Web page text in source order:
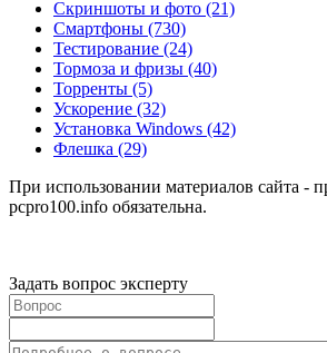
Скриншоты и фото (21)
Смартфоны (730)
Тестирование (24)
Тормоза и фризы (40)
Торренты (5)
Ускорение (32)
Установка Windows (42)
Флешка (29)
При использовании материалов сайта -
pcpro100.info обязательна.
Задать вопрос эксперту